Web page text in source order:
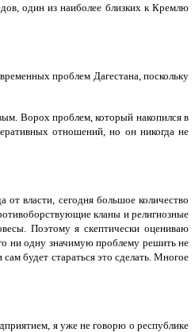
один из наиболее близких к Кремлю
проблем Дагестана, поскольку
Ворох проблем, который накопился в
отношений, но он никогда не
от власти, сегодня большое количество
кланы и религиозные
Поэтому я скептически оцениваю
ни одну значимую проблему решить не
будет стараться это сделать. Многое
я уже не говорю о республике